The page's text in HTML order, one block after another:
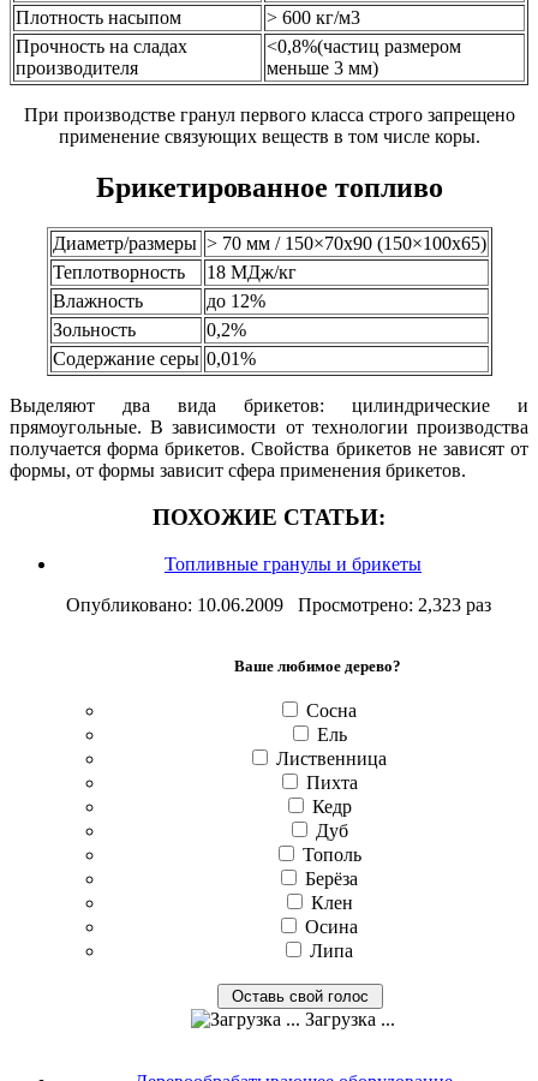
Плотность насыпом
> 600 кг/м3
Прочность на сладах
производителя
<0,8%(частиц размером
меньше 3 мм)
При производстве гранул первого класса строго запрещено
применение связующих веществ в том числе коры.
Брикетированное топливо
Диаметр/размеры > 70 мм / 150×70х90 (150×100х65)
Теплотворность
18 МДж/кг
Влажность
до 12%
Зольность
0,2%
Содержание серы 0,01%
Выделяют два вида брикетов: цилиндрические и
прямоугольные. В зависимости от технологии производства
получается форма брикетов. Свойства брикетов не зависят от
формы, от формы зависит сфера применения брикетов.
ПОХОЖИЕ СТАТЬИ:
Топливные гранулы и брикеты
Опубликовано: 10.06.2009 Просмотрено: 2,323 раз
Ваше любимое дерево?
Сосна
Ель
Лиственница
Пихта
Кедр
Дуб
Тополь
Берёза
Клен
Осина
Липа
Загрузка ...